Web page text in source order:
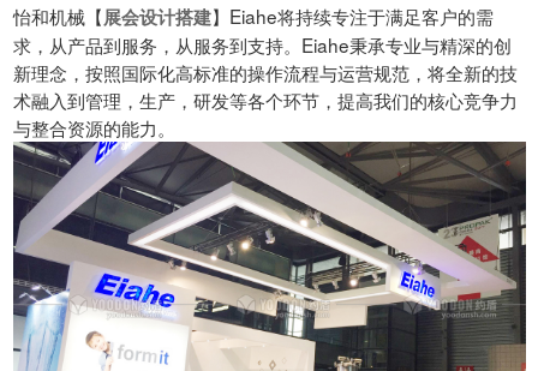
怡和机械【展会设计搭建】Eiahe将持续专注于满足客户的需
求，从产品到服务，从服务到支持。Eiahe秉承专业与精深的创
新理念，按照国际化高标准的操作流程与运营规范，将全新的技
术融入到管理，生产，研发等各个环节，提高我们的核心竞争力
与整合资源的能力。